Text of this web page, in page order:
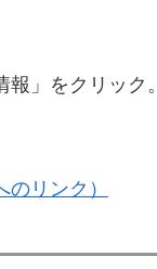
」をクリック。
リンク）